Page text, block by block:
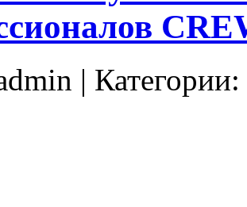
| Категории: